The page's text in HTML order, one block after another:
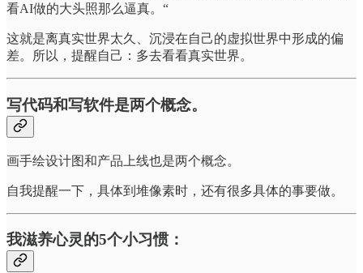
看AI做的大头照那么逼真。“
这就是离真实世界太久、沉浸在自己的虚拟世界中形成的偏
差。所以，提醒自己：多去看看真实世界。
写代码和写软件是两个概念。
画手绘设计图和产品上线也是两个概念。
自我提醒一下，具体到堆像素时，还有很多具体的事要做。
我滋养心灵的5个小习惯：